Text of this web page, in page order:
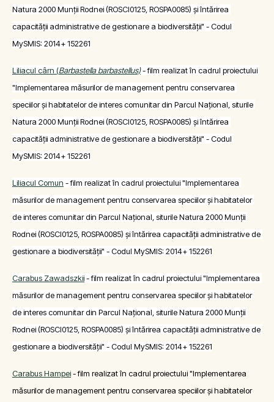
Natura 2000 Munții Rodnei (ROSCI0125, ROSPA0085) și întărirea
capacității administrative de gestionare a biodiversității" - Codul
MySMIS: 2014+ 152261
Liliacul cârn (Barbastella barbastellus) - film realizat în cadrul proiectului
"Implementarea măsurilor de management pentru conservarea
speciilor și habitatelor de interes comunitar din Parcul Național, siturile
Natura 2000 Munții Rodnei (ROSCI0125, ROSPA0085) și întărirea
capacității administrative de gestionare a biodiversității" - Codul
MySMIS: 2014+ 152261
Liliacul Comun - film realizat în cadrul proiectului "Implementarea
măsurilor de management pentru conservarea speciilor și habitatelor
de interes comunitar din Parcul Național, siturile Natura 2000 Munții
Rodnei (ROSCI0125, ROSPA0085) și întărirea capacității administrative de
gestionare a biodiversității" - Codul MySMIS: 2014+ 152261
Carabus Zawadszkii - film realizat în cadrul proiectului "Implementarea
măsurilor de management pentru conservarea speciilor și habitatelor
de interes comunitar din Parcul Național, siturile Natura 2000 Munții
Rodnei (ROSCI0125, ROSPA0085) și întărirea capacității administrative de
gestionare a biodiversității" - Codul MySMIS: 2014+ 152261
Carabus Hampei- film realizat în cadrul proiectului "Implementarea
măsurilor de management pentru conservarea speciilor și habitatelor